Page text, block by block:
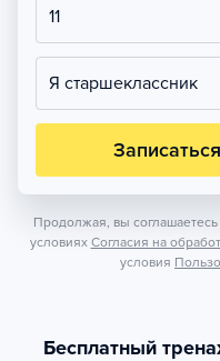
11
Я старшеклассник
Продолжая, вы
условиях Согласия на
условия
Бесплатный